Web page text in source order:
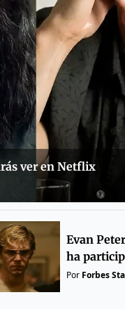
ver en Netflix
Evan
ha
Por Forbes